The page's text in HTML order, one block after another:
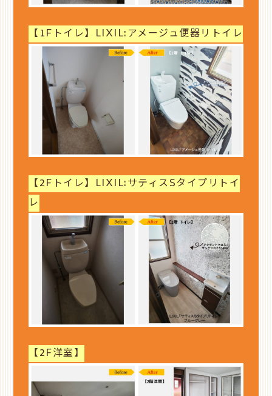
【1Fトイレ】LIXIL:アメージュ便器リトイレ
【2Fトイレ】LIXIL:サティスSタイプリトイ
レ
【2F洋室】